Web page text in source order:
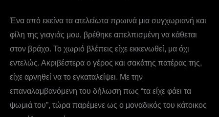
Ένα από εκείνα τα ατελείωτα πρωινά μια συγχωριανή και
φίλη της γιαγιάς μου, βρέθηκε απελπισμένη να κάθεται
στον βράχο. Το χωριό βλέπεις είχε εκκενωθεί, μα όχι
εντελώς. Ακριβέστερα ο γέρος και σακάτης πατέρας της,
είχε αρνηθεί να το εγκαταλείψει. Με την
επαναλαμβανόμενη του δήλωση πως “τα είχε φάει τα
ψωμιά του”, τώρα παρέμενε ως ο μοναδικός του κάτοικος